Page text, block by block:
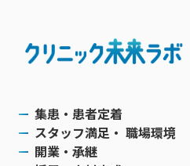
集患・患者定着
スタッフ満足・ 職場環境
開業・承継